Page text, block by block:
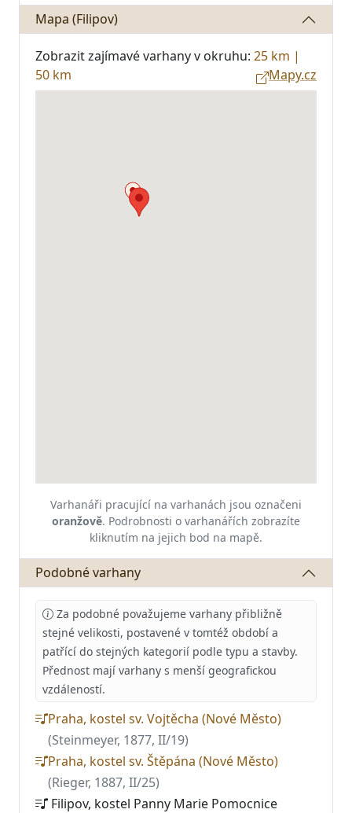
Mapa (Filipov)
Zobrazit zajímavé varhany v okruhu: 25 km |
50 km
Mapy.cz
Varhanáři pracující na varhanách jsou označeni
oranžově. Podrobnosti o varhanářích zobrazíte
kliknutím na jejich bod na mapě.
Podobné varhany
Za podobné považujeme varhany přibližně
stejné velikosti, postavené v tomtéž období a
patřící do stejných kategorií podle typu a stavby.
Přednost mají varhany s menší geografickou
vzdáleností.
Praha, kostel sv. Vojtěcha (Nové Město)
(Steinmeyer, 1877, II/19)
Praha, kostel sv. Štěpána (Nové Město)
(Rieger, 1887, II/25)
Filipov, kostel Panny Marie Pomocnice